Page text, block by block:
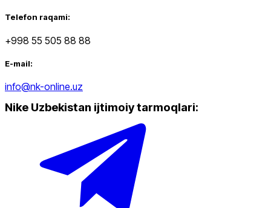
Telefon raqami:
+998 55 505 88 88
E-mail:
info@nk-online.uz
Nike Uzbekistan ijtimoiy tarmoqlari: